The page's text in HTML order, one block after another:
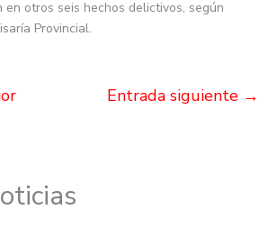
en otros seis hechos delictivos, según
Provincial.
Entrada siguiente →